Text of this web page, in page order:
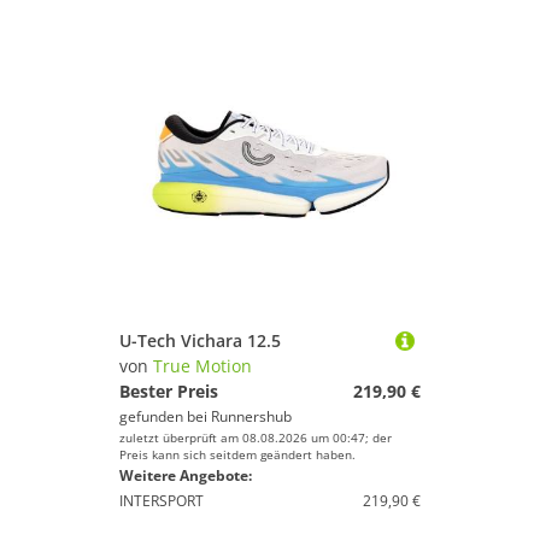
U-Tech Vichara 12.5
von True Motion
Bester Preis
219,90 €
gefunden bei Runnershub
zuletzt überprüft am 08.08.2026 um 00:47; der
Preis kann sich seitdem geändert haben.
Weitere Angebote:
INTERSPORT
219,90 €